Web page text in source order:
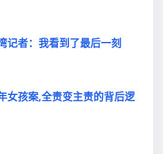
记者：我看到了最后一刻
女孩案,全责变主责的背后逻